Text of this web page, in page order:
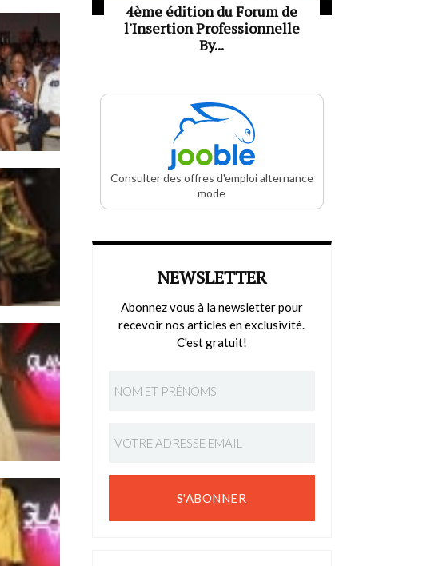
4ème édition du Forum de
l'Insertion Professionnelle
By...
Consulter des offres d'emploi alternance
mode
NEWSLETTER
Abonnez vous à la newsletter pour
recevoir nos articles en exclusivité.
C'est gratuit!
S'ABONNER